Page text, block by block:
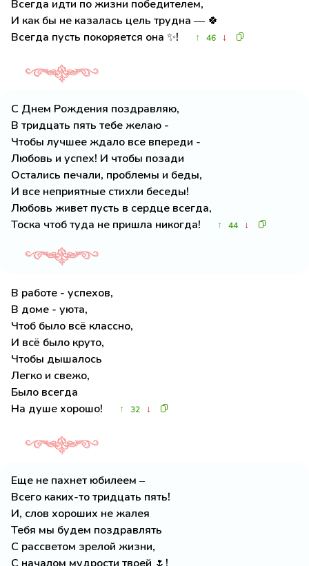
Всегда идти по жизни победителем,
И как бы не казалась цель трудна — 🍀
Всегда пусть покоряется она ✨!
↑ 46 ↓
С Днем Рождения поздравляю,
В тридцать пять тебе желаю -
Чтобы лучшее ждало все впереди -
Любовь и успех! И чтобы позади
Остались печали, проблемы и беды,
И все неприятные стихли беседы!
Любовь живет пусть в сердце всегда,
Тоска чтоб туда не пришла никогда!
↑ 44 ↓
В работе - успехов,
В доме - уюта,
Чтоб было всё классно,
И всё было круто,
Чтобы дышалось
Легко и свежо,
Было всегда
На душе хорошо!
↑ 32 ↓
Еще не пахнет юбилеем –
Всего каких-то тридцать пять!
И, слов хороших не жалея
Тебя мы будем поздравлять
С рассветом зрелой жизни,